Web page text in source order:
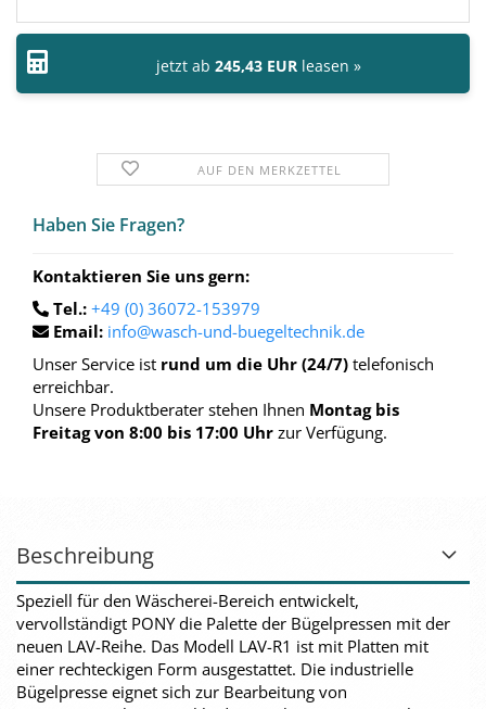
jetzt ab 245,43 EUR leasen »
AUF DEN MERKZETTEL
Haben Sie Fra­gen?
Kontaktieren Sie uns gern:
Tel.: +49 (0) 36072-153979
Email: info@wasch-und-buegeltechnik.de
Unser Service ist rund um die Uhr (24/7) telefonisch
erreichbar.
Unsere Produktberater stehen Ihnen Montag bis
Freitag von 8:00 bis 17:00 Uhr zur Verfügung.
Beschreibung
Speziell für den Wäscherei-Bereich entwickelt,
vervollständigt PONY die Palette der Bügelpressen mit der
neuen LAV-Reihe. Das Modell LAV-R1 ist mit Platten mit
einer rechteckigen Form ausgestattet. Die industrielle
Bügelpresse eignet sich zur Bearbeitung von